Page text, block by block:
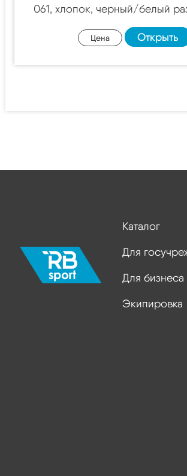
061, хлопок, черный/белый
Цена Открыть
Каталог
Для
Для бизнеса
Экипировка